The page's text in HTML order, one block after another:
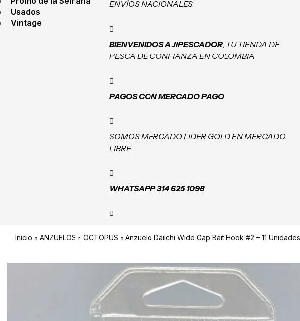
Usados
Vintage
ENVÍOS NACIONALES
BIENVENIDOS A JIPESCADOR, TU TIENDA DE
PESCA DE CONFIANZA EN COLOMBIA
PAGOS CON MERCADO PAGO
SOMOS MERCADO LIDER GOLD EN MERCADO
LIBRE
WHATSAPP 314 625 1098
Inicio ANZUELOS OCTOPUS Anzuelo Daiichi Wide Gap Bait Hook #2 – 11 Unidades